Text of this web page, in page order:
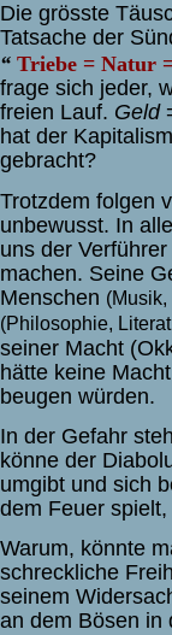
Die grösste
Tatsache der
“ Triebe = Natur
frage sich jeder,
freien Lauf. Geld
hat der
gebracht?
Trotzdem folgen
unbewusst. In
uns der
machen. Seine
Menschen (Musik,
(Philosophie,
seiner Macht
hätte keine
beugen würden.
In der Gefahr
könne der
umgibt und sich
dem Feuer
Warum, könnte
schreckliche
seinem
an dem Bösen in